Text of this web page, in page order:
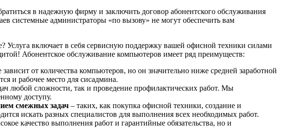
в надежную фирму и заключить договор абонентского обслуживания
системные администраторы «по вызову» не могут обеспечить вам
Услуга включает в себя сервисную поддержку вашей офисной техники силами
Абонентское обслуживание компьютеров имеет ряд преимуществ:
от количества компьютеров, но он значительно ниже средней заработной
и рабочее место для сисадмина.
любой сложности, так и проведение профилактических работ. Мы
доступу.
смежных задач – таких, как покупка офисной техники, создание и
искать разных специалистов для выполнения всех необходимых работ.
качество выполнения работ и гарантийные обязательства, но и